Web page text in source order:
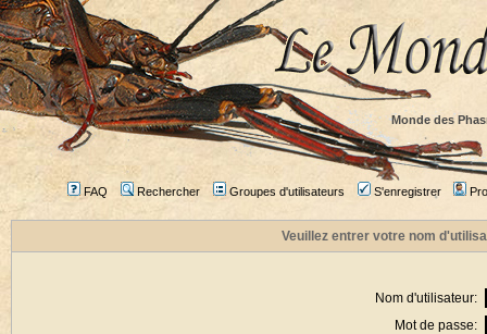
Monde des
FAQ Rechercher Groupes d'utilisateurs S'enregistrer
Veuillez entrer votre nom
Nom d'utilisateur:
Mot de passe: